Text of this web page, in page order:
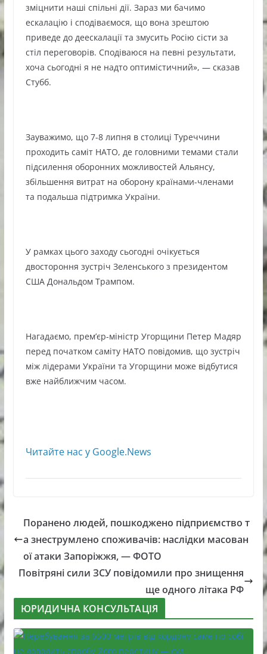
зміцнити наші спільні дії. Зараз ми бачимо
ескалацію і сподіваємося, що вона зрештою
приведе до деескалації та змусить Росію сісти за
стіл переговорів. Сподіваюся на певні результати,
хоча сьогодні я не надто оптимістичний», — сказав
Стубб.
Зауважимо, що 7-8 липня в столиці Туреччини
проходить саміт НАТО, де головними темами стали
підсилення оборонних можливостей Альянсу,
збільшення витрат на оборону країнами-членами
та подальша підтримка України.
У рамках цього заходу сьогодні очікується
двостороння зустріч Зеленського з президентом
США Дональдом Трампом.
Нагадаємо, прем’єр-міністр Угорщини Петер Мадяр
перед початком саміту НАТО повідомив, що зустріч
між лідерами України та Угорщини може відбутися
вже найближчим часом.
Читайте нас у Google.News
Поранено людей, пошкоджено підприємство т
а знеструмлено споживачів: наслідки масован
ої атаки Запоріжжя, — ФОТО
Повітряні сили ЗСУ повідомили про знищення
ще одного літака РФ
ЮРИДИЧНА КОНСУЛЬТАЦІЯ